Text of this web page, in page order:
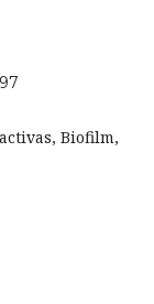
Biofilm,